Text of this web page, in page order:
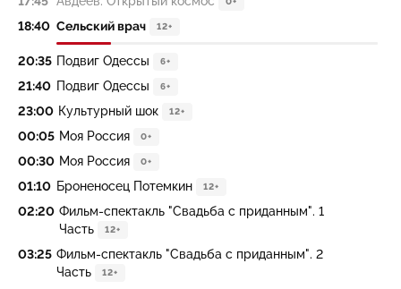
18:40 Сельский врач 12+
20:35 Подвиг Одессы 6+
21:40 Подвиг Одессы 6+
23:00 Культурный шок 12+
00:05 Моя Россия 0+
00:30 Моя Россия 0+
01:10 Броненосец Потемкин 12+
02:20 Фильм-спектакль "Свадьба с приданным". 1
Часть
12+
03:25 Фильм-спектакль "Свадьба с приданным". 2
Часть
12+